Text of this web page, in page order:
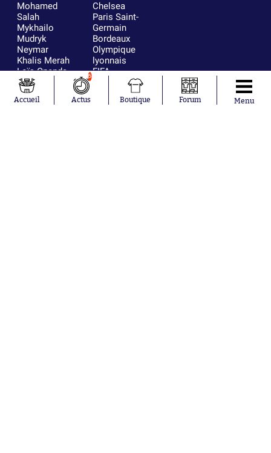
Mohamed
Salah
Mykhailo
Mudryk
Neymar
Khalis Merah
Loïs Openda
Moussa
Niakhaté
Nicolás
Chelsea
Paris Saint-
Germain
Bordeaux
Olympique
lyonnais
FIFA
Real Madrid
RC Strasbourg
AC Milan
Accueil
6
Actus Boutique Forum Menu